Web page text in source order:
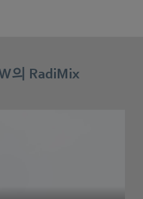
의 RadiMix